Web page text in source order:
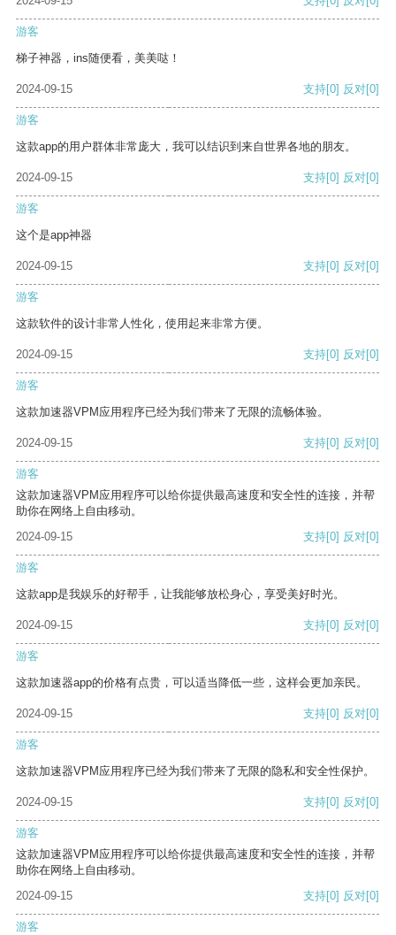
游客
梯子神器，ins随便看，美美哒！
2024-09-15 支持[0] 反对[0]
游客
这款app的用户群体非常庞大，我可以结识到来自世界各地的朋友。
2024-09-15 支持[0] 反对[0]
游客
这个是app神器
2024-09-15 支持[0] 反对[0]
游客
这款软件的设计非常人性化，使用起来非常方便。
2024-09-15 支持[0] 反对[0]
游客
这款加速器VPM应用程序已经为我们带来了无限的流畅体验。
2024-09-15 支持[0] 反对[0]
游客
这款加速器VPM应用程序可以给你提供最高速度和安全性的连接，并帮
助你在网络上自由移动。
2024-09-15
支持[0] 反对[0]
游客
这款app是我娱乐的好帮手，让我能够放松身心，享受美好时光。
2024-09-15 支持[0] 反对[0]
游客
这款加速器app的价格有点贵，可以适当降低一些，这样会更加亲民。
2024-09-15 支持[0] 反对[0]
游客
这款加速器VPM应用程序已经为我们带来了无限的隐私和安全性保护。
2024-09-15 支持[0] 反对[0]
游客
这款加速器VPM应用程序可以给你提供最高速度和安全性的连接，并帮
助你在网络上自由移动。
2024-09-15
支持[0] 反对[0]
游客